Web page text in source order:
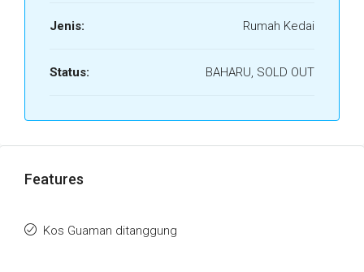
Jenis: Rumah Kedai
Status: BAHARU, SOLD OUT
Features
Kos Guaman ditanggung